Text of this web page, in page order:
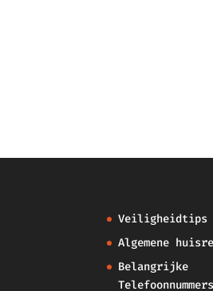
Veiligheidtips
Algemene
Belangrijke
Telefoonnummers